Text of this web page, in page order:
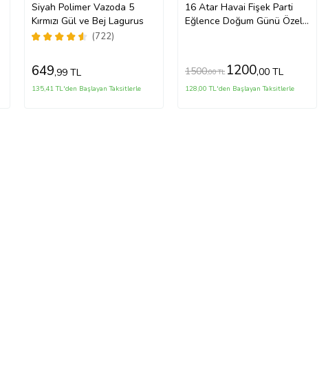
Siyah Polimer Vazoda 5
Kırmızı Gül ve Bej Lagurus
(722)
649,99 TL
135,41 TL'den Başlayan Taksitlerle
16 Atar Havai Fişek Parti
Eğlence Doğum Günü Özel
1500,00 TL 1200,00 TL
128,00 TL'den Başlayan Taksitlerle